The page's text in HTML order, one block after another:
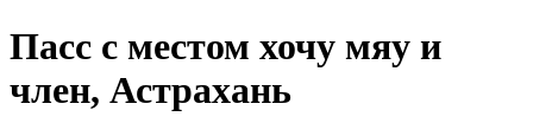
Пасс с местом хочу мяу и
член, Астрахань